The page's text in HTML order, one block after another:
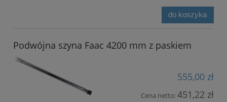
do koszyka
Podwójna szyna Faac 4200 mm z paskiem
555,00 zł
Cena netto:451,22 zł